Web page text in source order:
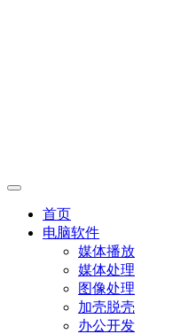
首页
电脑软件
媒体播放
媒体处理
图像处理
加壳脱壳
办公开发